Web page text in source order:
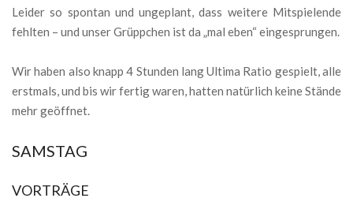
Leider so spontan und ungeplant, dass weitere Mitspielende
fehlten – und unser Grüppchen ist da „mal eben“ eingesprungen.
Wir haben also knapp 4 Stunden lang Ultima Ratio gespielt, alle
erstmals, und bis wir fertig waren, hatten natürlich keine Stände
mehr geöffnet.
SAMSTAG
VORTRÄGE